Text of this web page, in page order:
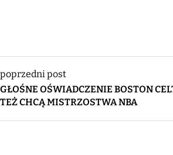
poprzedni post
GŁOŚNE OŚWIADCZENIE BOSTON
TEŻ CHCĄ MISTRZOSTWA NBA